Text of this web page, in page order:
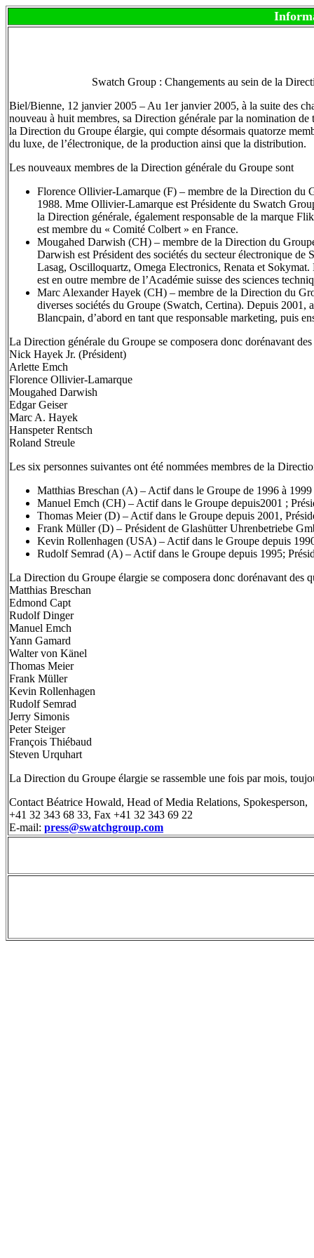
Swatch Group : Changements au sein de la
Biel/Bienne, 12 janvier 2005 – Au 1er janvier 2005, à la suite des
nouveau à huit membres, sa Direction générale par la nomination
la Direction du Groupe élargie, qui compte désormais quatorze
du luxe, de l’électronique, de la production ainsi que la distribution.
Les nouveaux membres de la Direction générale du Groupe sont
Florence Ollivier-Lamarque (F) – membre de la Direction du
1988. Mme Ollivier-Lamarque est Présidente du Swatch
la Direction générale, également responsable de la marque
est membre du « Comité Colbert » en France.
Mougahed Darwish (CH) – membre de la Direction du
Darwish est Président des sociétés du secteur électronique
Lasag, Oscilloquartz, Omega Electronics, Renata et
est en outre membre de l’Académie suisse des sciences
Marc Alexander Hayek (CH) – membre de la Direction du
diverses sociétés du Groupe (Swatch, Certina). Depuis 2001,
Blancpain, d’abord en tant que responsable marketing, puis
La Direction générale du Groupe se composera donc dorénavant
Nick Hayek Jr. (Président)
Arlette Emch
Florence Ollivier-Lamarque
Mougahed Darwish
Edgar Geiser
Marc A. Hayek
Hanspeter Rentsch
Roland Streule
Les six personnes suivantes ont été nommées membres de la
Matthias Breschan (A) – Actif dans le Groupe de 1996 à
Manuel Emch (CH) – Actif dans le Groupe depuis2001 ;
Thomas Meier (D) – Actif dans le Groupe depuis 2001,
Frank Müller (D) – Président de Glashütter Uhrenbetriebe
Kevin Rollenhagen (USA) – Actif dans le Groupe depuis
Rudolf Semrad (A) – Actif dans le Groupe depuis 1995;
La Direction du Groupe élargie se composera donc dorénavant des
Matthias Breschan
Edmond Capt
Rudolf Dinger
Manuel Emch
Yann Gamard
Walter von Känel
Thomas Meier
Frank Müller
Kevin Rollenhagen
Rudolf Semrad
Jerry Simonis
Peter Steiger
François Thiébaud
Steven Urquhart
La Direction du Groupe élargie se rassemble une fois par mois,
Contact Béatrice Howald, Head of Media Relations, Spokesperson,
+41 32 343 68 33, Fax +41 32 343 69 22
E-mail: press@swatchgroup.com